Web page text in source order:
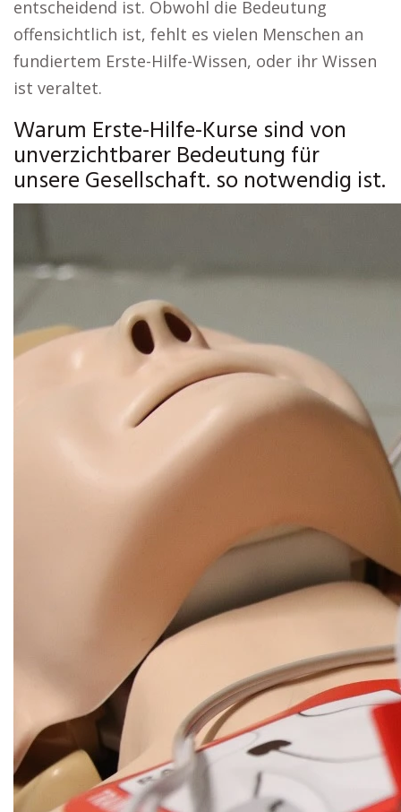
entscheidend ist. Obwohl die Bedeutung
offensichtlich ist, fehlt es vielen Menschen an
fundiertem Erste-Hilfe-Wissen, oder ihr Wissen
ist veraltet.
Warum Erste-Hilfe-Kurse sind von
unverzichtbarer Bedeutung für
unsere Gesellschaft. so notwendig ist.